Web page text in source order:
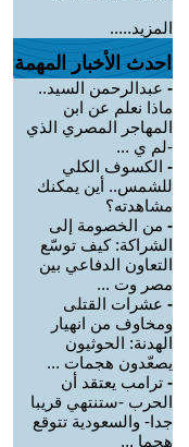
المزيد.....
احدث الأخبار المهمة
- عبدالرحمن السيد..
ماذا نعلم عن ابن
المهاجر المصري الذي
-لم ي ...
- الكسوف الكلي
للشمس.. أين يمكنك
مشاهدته؟
- من الخصومة إلى
الشراكة: كيف توسّع
التعاون الدفاعي بين
مصر وت ...
- عشرات القتلى
ومخاوف من انهيار
الهدنة: الحوثيون
يصعّدون هجمات ...
- ترامب يعتقد أن
الحرب -ستنتهي قريبا
جدا- والسعودية تتوقع
هجما ...